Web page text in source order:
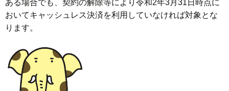
ある場合でも、契約の解除等により令和2年3月31日時点に
おいてキャッシュレス決済を利用していなければ対象とな
ります。